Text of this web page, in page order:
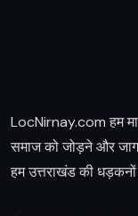
LocNirnay.com हम
समाज को जोड़ने और
हम उत्तराखंड की